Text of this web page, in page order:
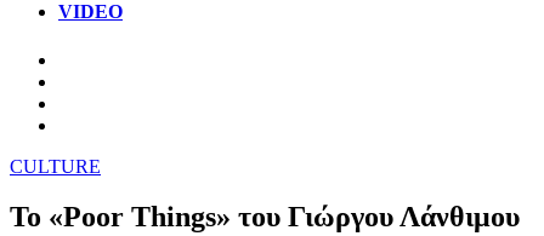
VIDEO
CULTURE
Το «Poor Things» του Γιώργου Λάνθιμου